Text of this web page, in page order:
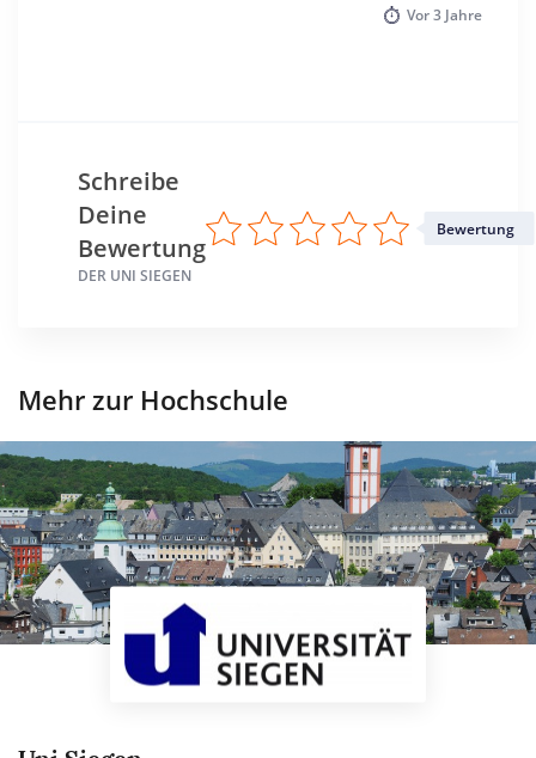
Vor3 Jahre
Schreibe
Deine
Bewertung
DER UNI SIEGEN
Bewertung
Mehr zur Hochschule